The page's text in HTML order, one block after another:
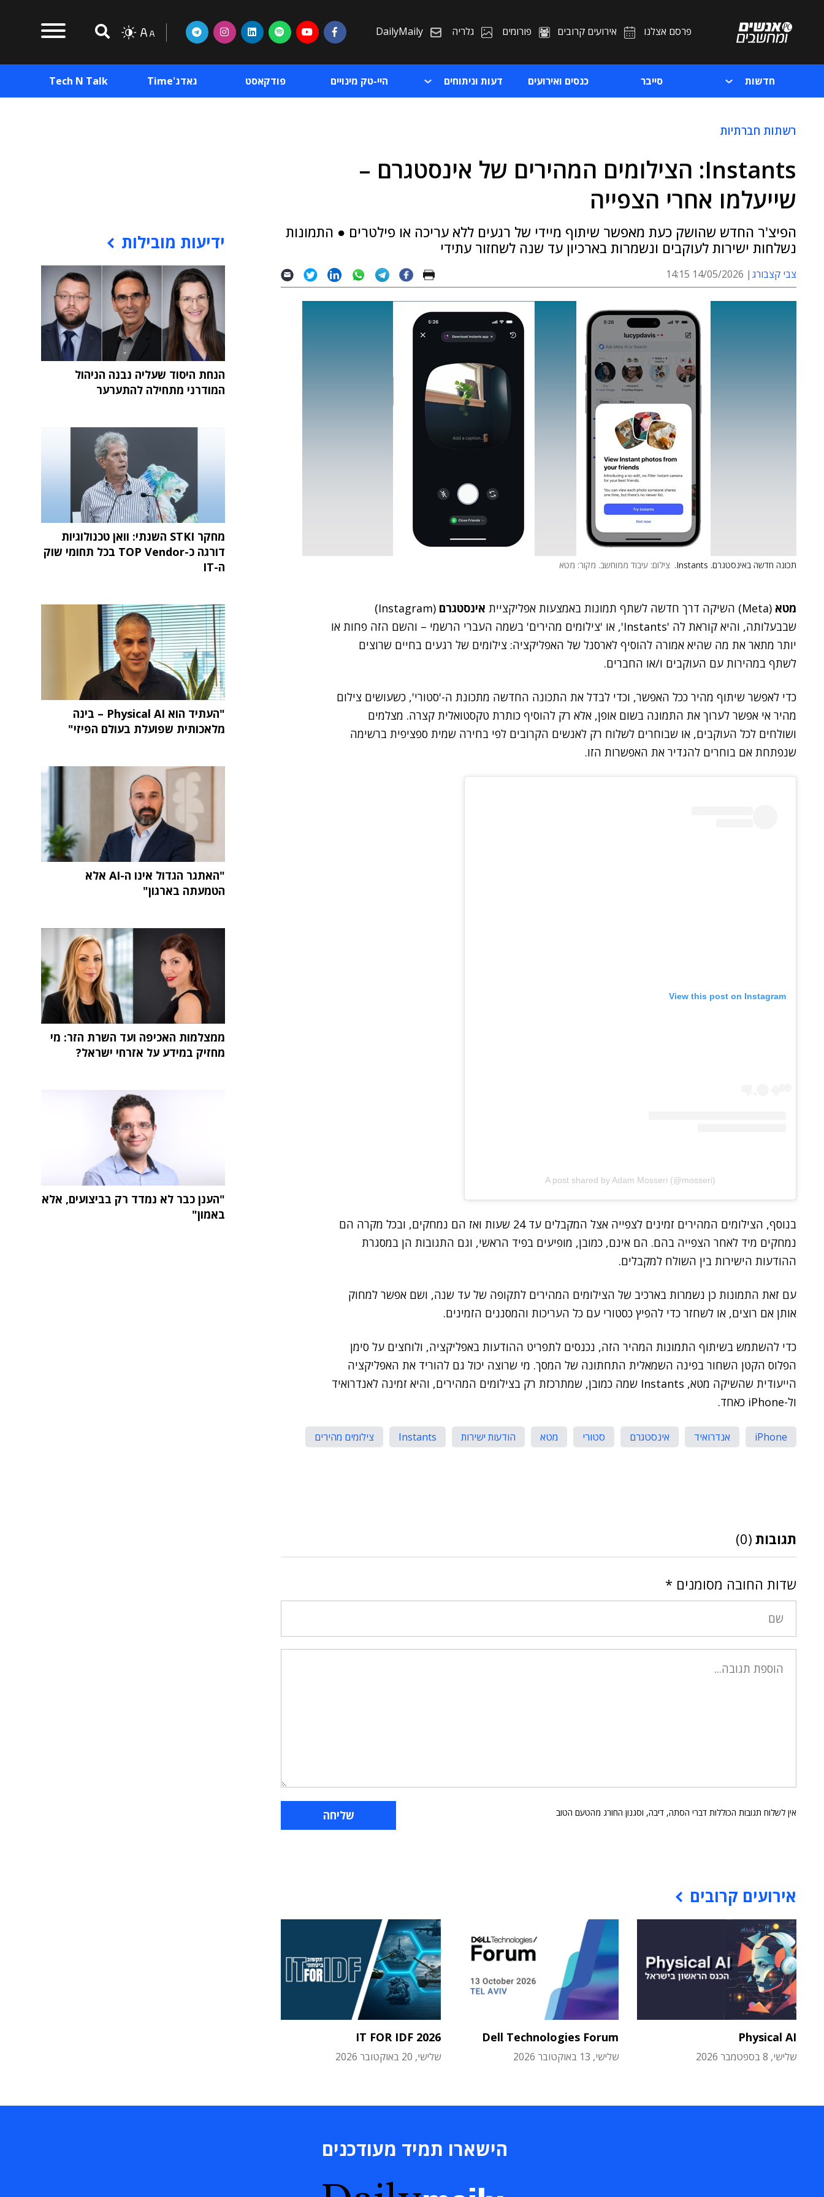
פרסם אצלנו אירועים קרובים פורומים גלריה DailyMaily
חדשות סייבר כנסים ואירועים דעות וניתוחים היי-טק מינויים פודקאסט גאדג'Time Tech N Talk
רשתות חברתיות
Instants: הצילומים המהירים של אינסטגרם –
שייעלמו אחרי הצפייה
הפיצ'ר החדש שהושק כעת מאפשר שיתוף מיידי של רגעים ללא עריכה או פילטרים ● התמונות
נשלחות ישירות לעוקבים ונשמרות בארכיון עד שנה לשחזור עתידי
צבי קצבורג 14/05/2026 14:15
תכונה חדשה באינסטגרם. Instants. צילום: עיבוד ממוחשב. מקור: מטא
מטא (Meta) השיקה דרך חדשה לשתף תמונות באמצעות אפליקציית אינסטגרם
(Instagram)
שבבעלותה, והיא קוראת לה 'Instants', או 'צילומים מהירים' בשמה העברי הרשמי – והשם הזה פחות או
יותר מתאר את מה שהיא אמורה להוסיף לארסנל של האפליקציה: צילומים של רגעים בחיים שרוצים
לשתף במהירות עם העוקבים ו/או החברים.
כדי לאפשר שיתוף מהיר ככל האפשר, וכדי לבדל את התכונה החדשה מתכונת ה-'סטורי', כשעושים צילום
מהיר אי אפשר לערוך את התמונה בשום אופן, אלא רק להוסיף כותרת טקסטואלית קצרה. מצלמים
ושולחים לכל העוקבים, או שבוחרים לשלוח רק לאנשים הקרובים לפי בחירה שמית ספציפית ברשימה
שנפתחת אם בוחרים להגדיר את האפשרות הזו.
View this post on Instagram
A post shared by Adam Mosseri (@mosseri)
בנוסף, הצילומים המהירים זמינים לצפייה אצל המקבלים עד 24 שעות ואז הם נמחקים, ובכל מקרה הם
נמחקים מיד לאחר הצפייה בהם. הם אינם, כמובן, מופיעים בפיד הראשי, וגם התגובות הן במסגרת
ההודעות הישירות בין השולח למקבלים.
עם זאת התמונות כן נשמרות בארכיב של הצילומים המהירים לתקופה של עד שנה, ושם אפשר למחוק
אותן אם רוצים, או לשחזר כדי להפיץ כסטורי עם כל העריכות והמסננים הזמינים.
כדי להשתמש בשיתוף התמונות המהיר הזה, נכנסים לתפריט ההודעות באפליקציה, ולוחצים על סימן
הפלוס הקטן השחור בפינה השמאלית התחתונה של המסך. מי שרוצה יכול גם להוריד את האפליקציה
הייעודית שהשיקה מטא, Instants שמה כמובן, שמתרכזת רק בצילומים המהירים, והיא זמינה לאנדרואיד
ול-iPhone כאחד.
iPhone אנדרואיד אינסטגרם סטורי מטא הודעות ישירות Instants צילומים מהירים
תגובות (0)
שדות החובה מסומנים *
אין לשלוח תגובות הכוללות דברי הסתה, דיבה, וסגנון החורג מהטעם הטוב
אירועים קרובים
Physical AI
שלישי, 8 בספטמבר 2026
Dell Technologies Forum
שלישי, 13 באוקטובר 2026
IT FOR IDF 2026
שלישי, 20 באוקטובר 2026
ידיעות מובילות
הנחת היסוד שעליה נבנה הניהול
המודרני מתחילה להתערער
מחקר STKI השנתי: וואן טכנולוגיות
דורגה כ-TOP Vendor בכל תחומי שוק
ה-IT
"העתיד הוא Physical AI – בינה
מלאכותית שפועלת בעולם הפיזי"
"האתגר הגדול אינו ה-AI אלא
הטמעתה בארגון"
ממצלמות האכיפה ועד השרת הזר: מי
מחזיק במידע על אזרחי ישראל?
"הענן כבר לא נמדד רק בביצועים, אלא
באמון"
הישארו תמיד מעודכנים